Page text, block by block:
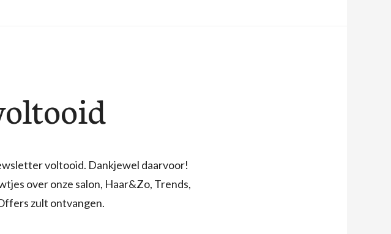
voltooid. Dankjewel daarvoor!
over onze salon, Haar&Zo, Trends,
zult ontvangen.